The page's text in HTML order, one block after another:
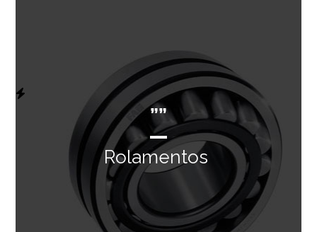
””
Rolamentos